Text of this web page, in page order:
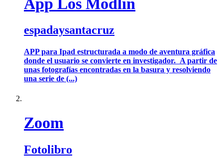
espadaysantacruz
APP para Ipad estructurada a modo de aventura gráfica
donde el usuario se convierte en investigador. A partir de
unas fotografías encontradas en la basura y resolviendo
una serie de (...)
Zoom
Fotolibro